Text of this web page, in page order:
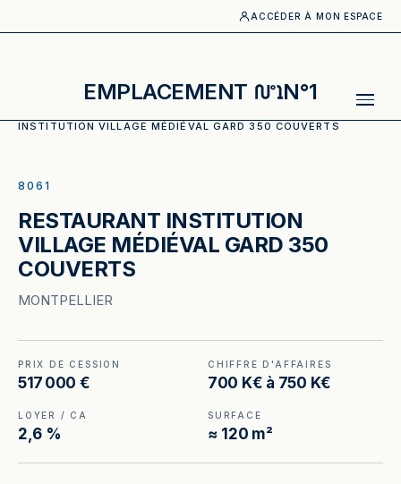
ACCÉDER À MON ESPACE
EMPLACEMENT N°1
INSTITUTION VILLAGE MÉDIÉVAL GARD 350 COUVERTS
8061
RESTAURANT INSTITUTION
VILLAGE MÉDIÉVAL GARD 350
COUVERTS
MONTPELLIER
PRIX DE CESSION
517 000 €
CHIFFRE D'AFFAIRES
700 K€ à 750 K€
LOYER / CA
2,6 %
SURFACE
≈ 120 m²